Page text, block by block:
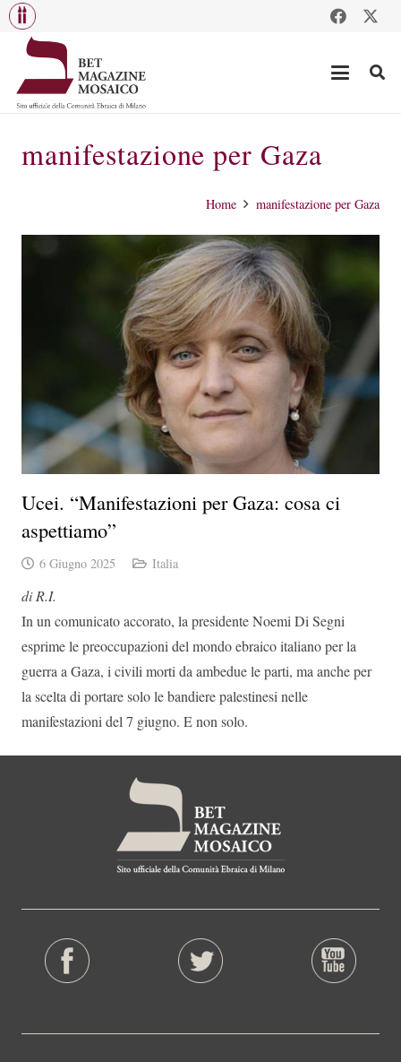
manifestazione per Gaza
Home manifestazione per Gaza
Ucei. “Manifestazioni per Gaza: cosa ci
aspettiamo”
6 Giugno 2025 Italia
di R.I.
In un comunicato accorato, la presidente Noemi Di Segni
esprime le preoccupazioni del mondo ebraico italiano per la
guerra a Gaza, i civili morti da ambedue le parti, ma anche per
la scelta di portare solo le bandiere palestinesi nelle
manifestazioni del 7 giugno. E non solo.